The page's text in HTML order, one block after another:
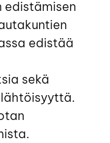
edistämisen
edistää
sekä